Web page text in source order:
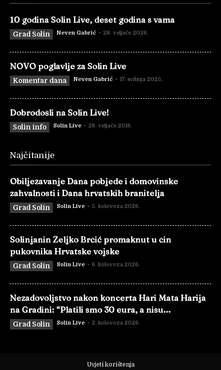
10 godina Solin Live, deset godina s vama
Grad Solin Neven Gabrić - 28. veljače 2026.
NOVO poglavlje za Solin Live
Komentar dana Neven Gabrić - 17. svibnja 2025.
Dobrodošli na Solin Live!
Solin info Solin Live - 28. veljače 2016.
Najčitanije
Obilježavanje Dana pobjede i domovinske
zahvalnosti i Dana hrvatskih branitelja
Grad Solin Solin Live - 5. kolovoza 2026.
Solinjanin Željko Brčić promaknut u čin
pukovnika Hrvatske vojske
Grad Solin Solin Live - 6. kolovoza 2026.
Nezadovoljstvo nakon koncerta Hari Mata Harija
na Gradini: “Platili smo 30 eura, a nisu...
Grad Solin Solin Live - 2. kolovoza 2026.
Uvjeti korištenja